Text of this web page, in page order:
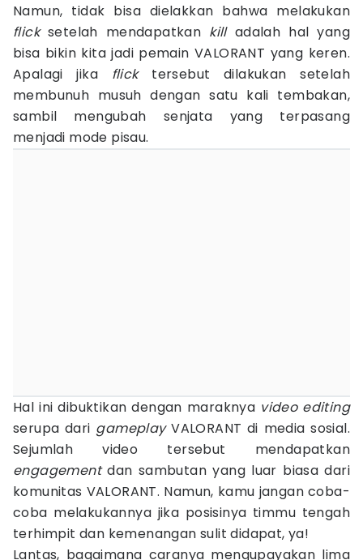
Namun, tidak bisa dielakkan bahwa melakukan
flicksetelah mendapatkan killadalah hal yang
bisa bikin kita jadi pemain VALORANT yang keren.
Apalagi jika flicktersebut dilakukan setelah
membunuh musuh dengan satu kali tembakan,
sambil mengubah senjata yang terpasang
menjadi mode pisau.
Hal ini dibuktikan dengan maraknya video editing
serupa dari gameplayVALORANT di media sosial.
Sejumlah video tersebut mendapatkan
engagementdan sambutan yang luar biasa dari
komunitas VALORANT. Namun, kamu jangan coba-
coba melakukannya jika posisinya timmu tengah
terhimpit dan kemenangan sulit didapat, ya!
Lantas, bagaimana caranya mengupayakan lima